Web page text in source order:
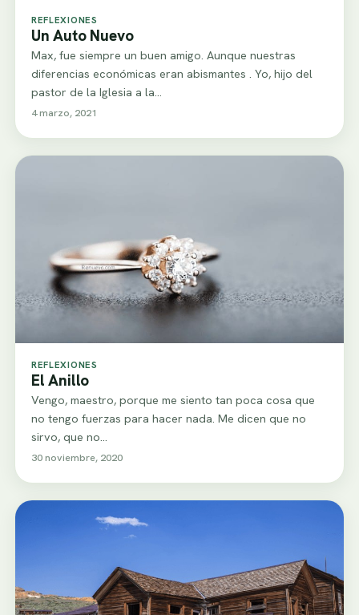
REFLEXIONES
Un Auto Nuevo
Max, fue siempre un buen amigo. Aunque nuestras
diferencias económicas eran abismantes . Yo, hijo del
pastor de la Iglesia a la…
4 marzo, 2021
REFLEXIONES
El Anillo
Vengo, maestro, porque me siento tan poca cosa que
no tengo fuerzas para hacer nada. Me dicen que no
sirvo, que no…
30 noviembre, 2020